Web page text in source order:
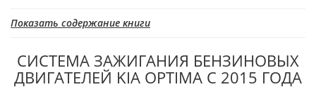
Показать содержание книги
СИСТЕМА ЗАЖИГАНИЯ БЕНЗИНОВЫХ
ДВИГАТЕЛЕЙ KIA OPTIMA С 2015 ГОДА